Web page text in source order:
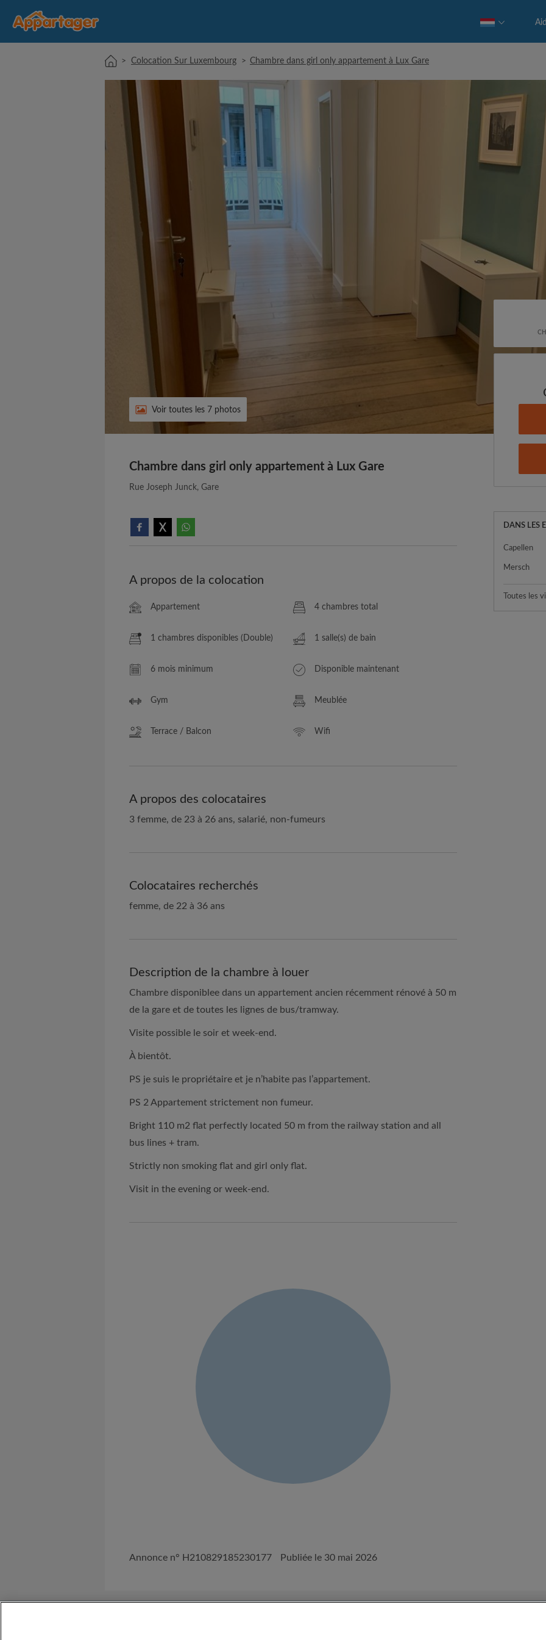
> Colocation Sur Luxembourg > Chambre dans girl only appartement à Lux Gare
Voir toutes les 7 photos
Chambre dans girl only appartement à Lux Gare
Rue Joseph Junck, Gare
A propos de la colocation
Appartement 4 chambres total
1 chambres disponibles (Double) 1 salle(s) de bain
6 mois minimum Disponible maintenant
Gym Meublée
Terrace / Balcon Wifi
A propos des colocataires
3 femme, de 23 à 26 ans, salarié, non-fumeurs
Colocataires recherchés
femme, de 22 à 36 ans
Description de la chambre à louer
Chambre disponiblee dans un appartement ancien récemment rénové à 50 m
de la gare et de toutes les lignes de bus/tramway.
Visite possible le soir et week-end.
À bientôt.
PS je suis le propriétaire et je n’habite pas l’appartement.
PS 2 Appartement strictement non fumeur.
Bright 110 m2 flat perfectly located 50 m from the railway station and all
bus lines + tram.
Strictly non smoking flat and girl only flat.
Visit in the evening or week-end.
Annonce n° H210829185230177 Publiée le 30 mai 2026
DANS LES
Capellen
Mersch
Toutes les